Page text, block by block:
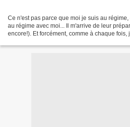
Ce n'est pas parce que moi je suis au
au régime avec moi... Il m'arrive de leur
encore!). Et forcément, comme à chaque